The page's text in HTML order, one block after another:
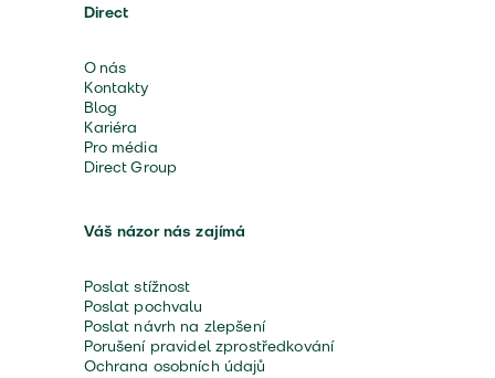
Direct
O nás
Kontakty
Blog
Kariéra
Pro média
Direct Group
Váš názor nás zajímá
Poslat stížnost
Poslat pochvalu
Poslat návrh na zlepšení
Porušení pravidel zprostředkování
Ochrana osobních údajů